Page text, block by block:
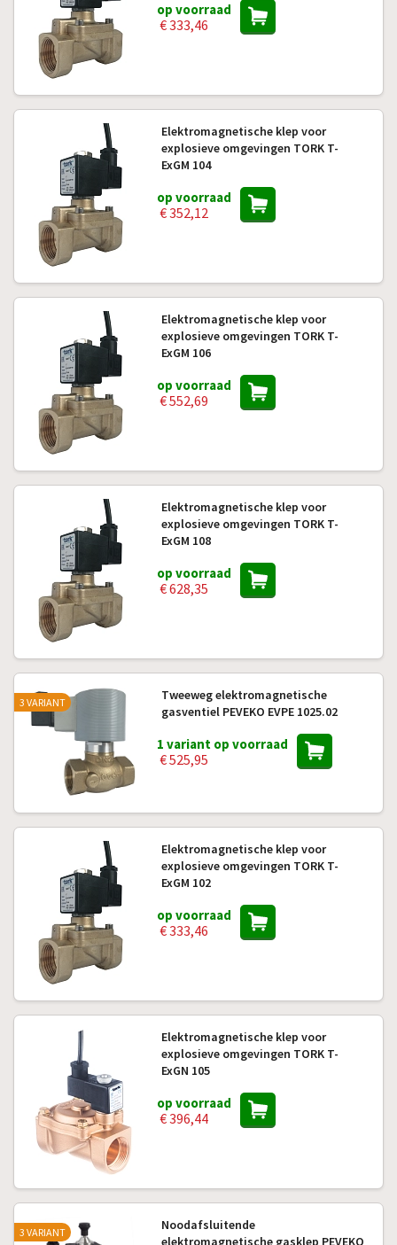
op voorraad
€ 333,46
Elektromagnetische klep voor
explosieve omgevingen TORK T-
ExGM 104
op voorraad
€ 352,12
Elektromagnetische klep voor
explosieve omgevingen TORK T-
ExGM 106
op voorraad
€ 552,69
Elektromagnetische klep voor
explosieve omgevingen TORK T-
ExGM 108
op voorraad
€ 628,35
Tweeweg elektromagnetische
gasventiel PEVEKO EVPE 1025.02
1 variant op voorraad
€ 525,95
3 VARIANT
Elektromagnetische klep voor
explosieve omgevingen TORK T-
ExGM 102
op voorraad
€ 333,46
Elektromagnetische klep voor
explosieve omgevingen TORK T-
ExGN 105
op voorraad
€ 396,44
Noodafsluitende
elektromagnetische gasklep PEVEKO
3 VARIANT